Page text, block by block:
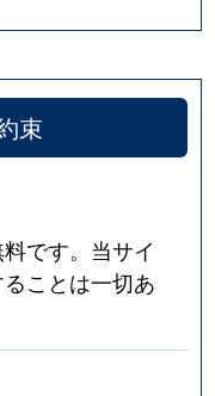
束
です。当サイ
ことは一切あ